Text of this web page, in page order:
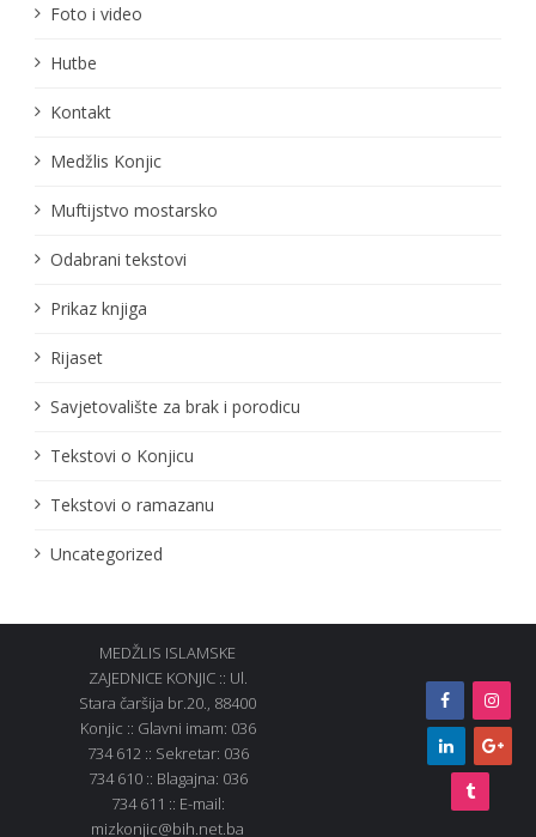
Foto i video
Hutbe
Kontakt
Medžlis Konjic
Muftijstvo mostarsko
Odabrani tekstovi
Prikaz knjiga
Rijaset
Savjetovalište za brak i porodicu
Tekstovi o Konjicu
Tekstovi o ramazanu
Uncategorized
MEDŽLIS ISLAMSKE
ZAJEDNICE KONJIC :: Ul.
Stara čaršija br.20., 88400
Konjic :: Glavni imam: 036
734 612 :: Sekretar: 036
734 610 :: Blagajna: 036
734 611 :: E-mail:
mizkonjic@bih.net.ba